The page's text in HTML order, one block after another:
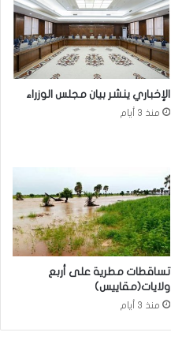
الإخباري ينشر بيان مجلس الوزراء
منذ 3 أيام
تساقطات مطرية على أربع
ولايات(مقاييس)
منذ 3 أيام